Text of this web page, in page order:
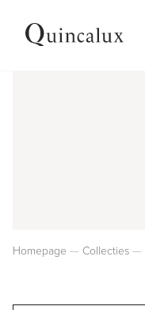
Homepage Collecties